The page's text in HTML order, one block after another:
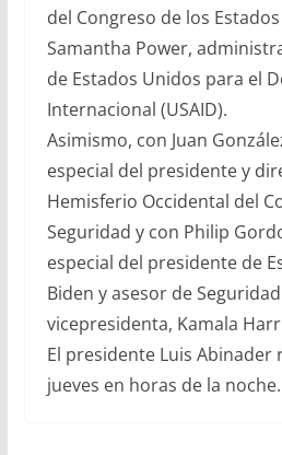
del Congreso de los
Samantha Power,
de Estados Unidos para el
Internacional (USAID).
Asimismo, con Juan
especial del presidente y
Hemisferio Occidental del
Seguridad y con Philip
especial del presidente de
Biden y asesor de
vicepresidenta, Kamala
El presidente Luis Abinader
jueves en horas de la noche.